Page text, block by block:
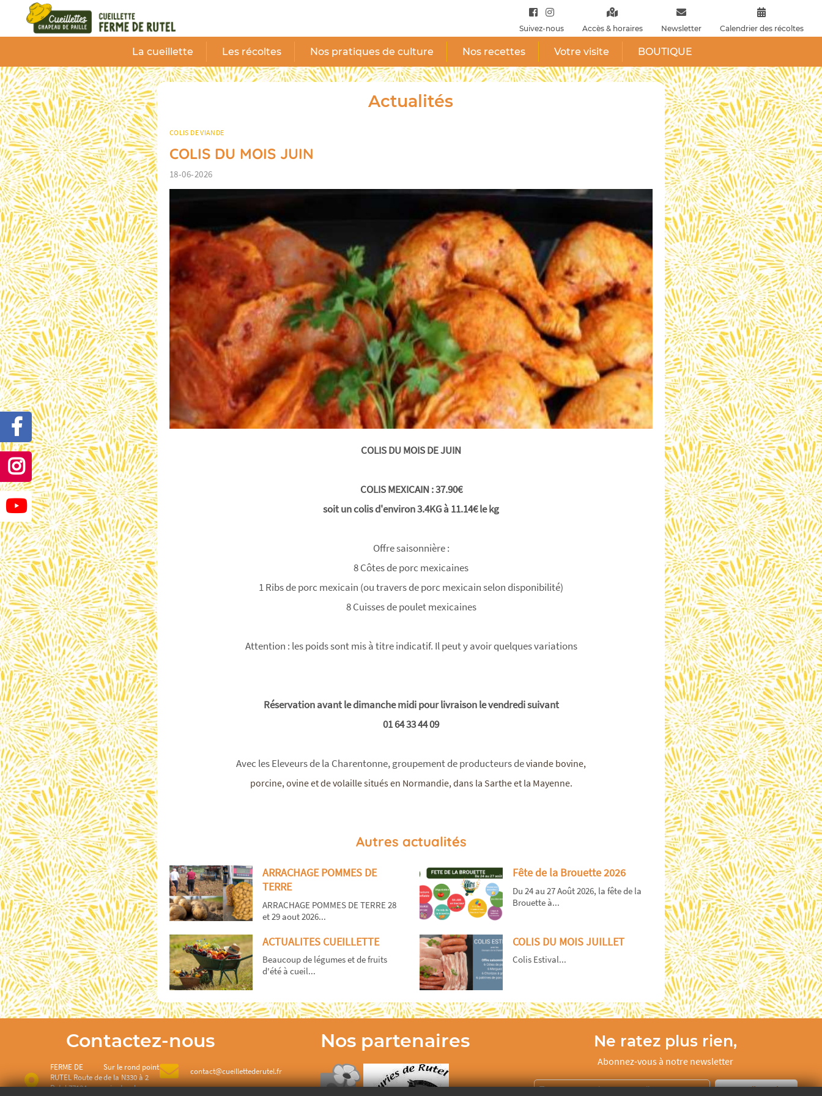
Suivez-nous Accès & horaires Newsletter Calendrier des récoltes
La cueillette Les récoltes Nos pratiques de culture Nos recettes Votre visite BOUTIQUE
Actualités
COLIS DE VIANDE
COLIS DU MOIS JUIN
18-06-2026
COLIS DU MOIS DE JUIN
COLIS MEXICAIN : 37.90€
soit un colis d'environ 3.4KG à 11.14€ le kg
Offre saisonnière :
8 Côtes de porc mexicaines
1 Ribs de porc mexicain (ou travers de porc mexicain selon disponibilité)
8 Cuisses de poulet mexicaines
Attention : les poids sont mis à titre indicatif. Il peut y avoir quelques variations
Réservation avant le dimanche midi pour livraison le vendredi suivant
​​​​​​​01 64 33 44 09
Avec les Eleveurs de la Charentonne, groupement de producteurs deviande bovine,
porcine, ovine et de volaille situés en Normandie, dans la Sarthe et la Mayenne.
Autres actualités
ARRACHAGE POMMES DE
TERRE
ARRACHAGE POMMES DE TERRE 28
et 29 aout 2026...
Fête de la Brouette 2026
Du 24 au 27 Août 2026, la fête de la
Brouette à...
ACTUALITES CUEILLETTE
Beaucoup de légumes et de fruits
d'été à cueil...
COLIS DU MOIS JUILLET
Colis Estival...
Contactez-nous
FERME DE
RUTEL Route de
Rutel 77124
Sur le rond point
de la N330 à 2
minutes de
contact@cueillettederutel.fr
Nos partenaires Ne ratez plus rien,
Abonnez-vous à notre newsletter
Je m’inscris
Panneau de gestion des cookies